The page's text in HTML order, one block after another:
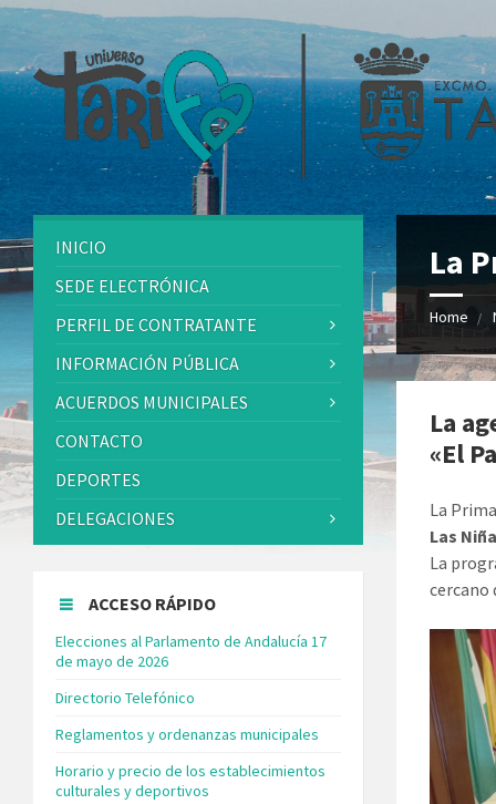
La
Home
La
«El
La
Las
La
cercano
INICIO
SEDE ELECTRÓNICA
PERFIL DE CONTRATANTE
INFORMACIÓN PÚBLICA
ACUERDOS MUNICIPALES
CONTACTO
DEPORTES
DELEGACIONES
ACCESO RÁPIDO
Elecciones al Parlamento de Andalucía 17
de mayo de 2026
Directorio Telefónico
Reglamentos y ordenanzas municipales
Horario y precio de los establecimientos
culturales y deportivos